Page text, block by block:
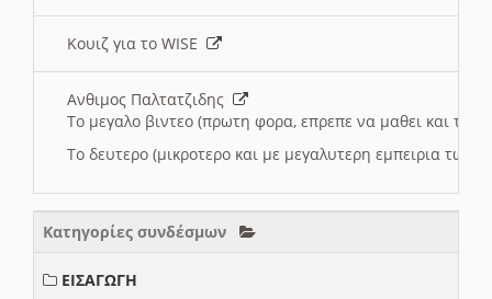
Κουιζ για το WISE
Ανθιμος Παλτατζιδης
Το μεγαλο βιντεο (πρωτη φορα, επρεπε να μαθει και το
Το δευτερο (μικροτερο και με μεγαλυτερη εμπειρια
Κατηγορίες συνδέσμων
ΕΙΣΑΓΩΓΗ